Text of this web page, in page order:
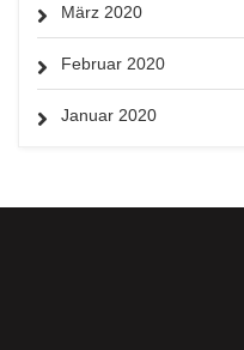
März 2020
Februar 2020
Januar 2020